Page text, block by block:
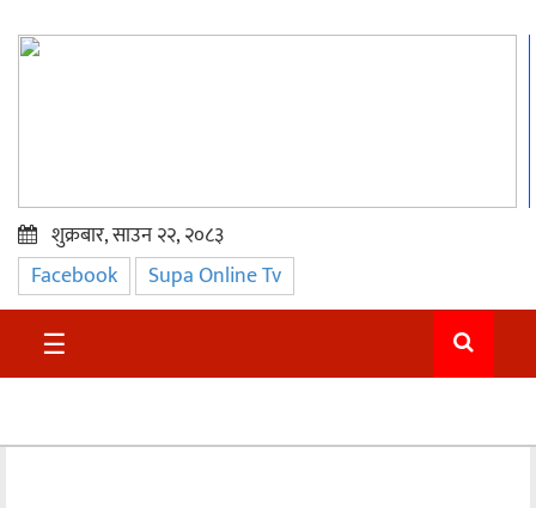
प्रमुख
समाचार
सुदुर
शुक्रबार, साउन २२, २०८३
Facebook Supa Online Tv
☰